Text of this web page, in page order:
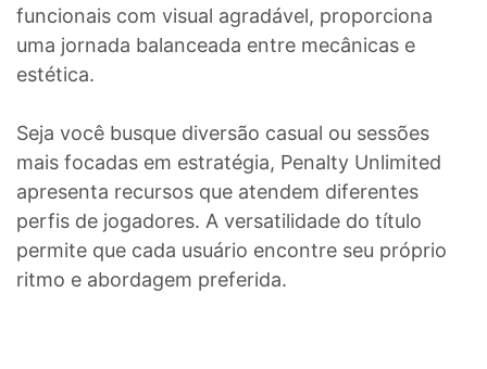
funcionais com visual agradável, proporciona
uma jornada balanceada entre mecânicas e
estética.
Seja você busque diversão casual ou sessões
mais focadas em estratégia, Penalty Unlimited
apresenta recursos que atendem diferentes
perfis de jogadores. A versatilidade do título
permite que cada usuário encontre seu próprio
ritmo e abordagem preferida.